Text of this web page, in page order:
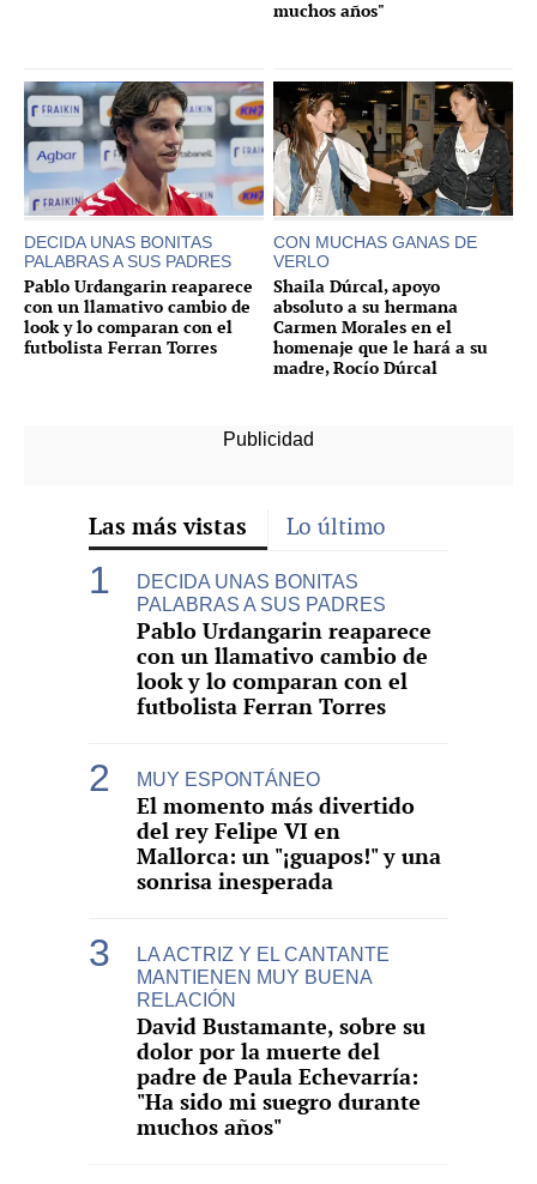
muchos años"
DECIDA UNAS BONITAS
PALABRAS A SUS PADRES
Pablo Urdangarin reaparece
con un llamativo cambio de
look y lo comparan con el
futbolista Ferran Torres
CON MUCHAS GANAS DE
VERLO
Shaila Dúrcal, apoyo
absoluto a su hermana
Carmen Morales en el
homenaje que le hará a su
madre, Rocío Dúrcal
Las más vistas Lo último
DECIDA UNAS BONITAS
PALABRAS A SUS PADRES
Pablo Urdangarin reaparece
con un llamativo cambio de
look y lo comparan con el
futbolista Ferran Torres
MUY ESPONTÁNEO
El momento más divertido
del rey Felipe VI en
Mallorca: un "¡guapos!" y una
sonrisa inesperada
LA ACTRIZ Y EL CANTANTE
MANTIENEN MUY BUENA
RELACIÓN
David Bustamante, sobre su
dolor por la muerte del
padre de Paula Echevarría:
"Ha sido mi suegro durante
muchos años"